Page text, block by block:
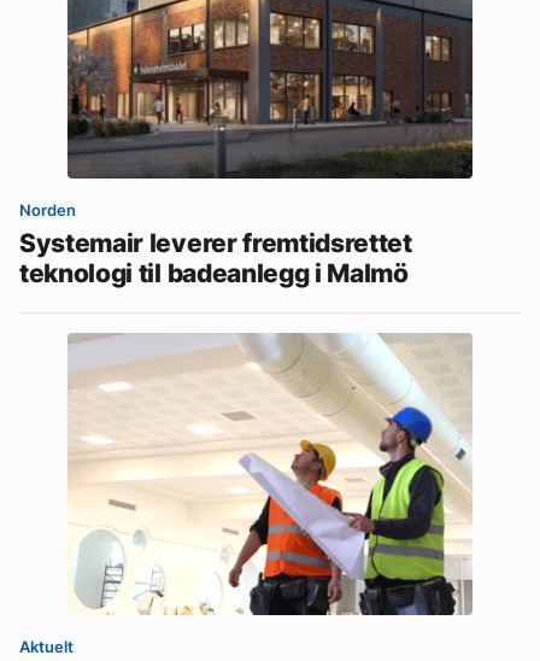
Norden
Systemair leverer fremtidsrettet
teknologi til badeanlegg i Malmö
Aktuelt